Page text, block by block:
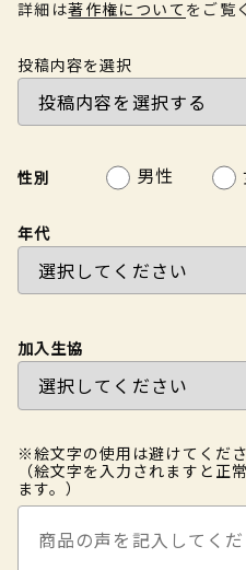
詳細は著作権について をご覧
投稿内容を選択
性別 男性
年代
加入生協
※絵文字の使用は避けてくださ
（絵文字を入力されますと正
ます。）